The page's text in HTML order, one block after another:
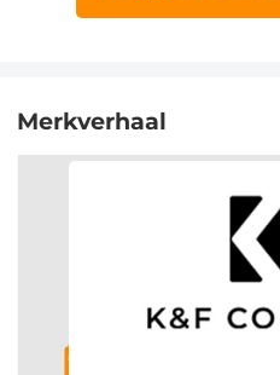
Merkverhaal